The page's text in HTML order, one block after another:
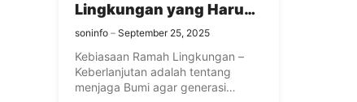
Lingkungan yang Harus
Diajarkan pada Anak
soninfo September 25, 2025
Kebiasaan Ramah Lingkungan –
Keberlanjutan adalah tentang
menjaga Bumi agar generasi